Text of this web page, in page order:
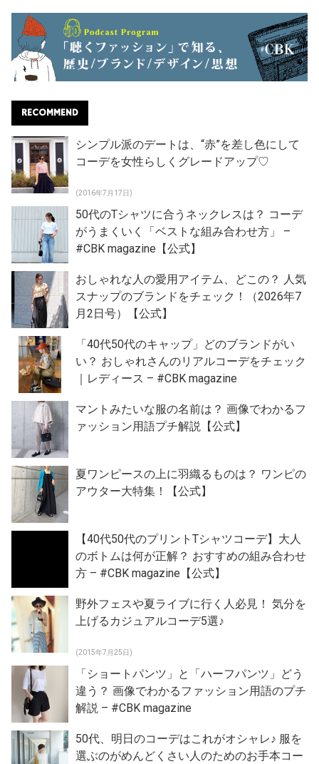
RECOMMEND
シンプル派のデートは、“赤”を差し色にして
コーデを女性らしくグレードアップ♡
(2016年7月17日)
50代のTシャツに合うネックレスは？ コーデ
がうまくいく「ベストな組み合わせ方」 –
#CBK magazine【公式】
おしゃれな人の愛用アイテム、どこの？ 人気
スナップのブランドをチェック！（2026年7
月2日号）【公式】
「40代50代のキャップ」どのブランドがい
い？ おしゃれさんのリアルコーデをチェック
｜レディース – #CBK magazine
マントみたいな服の名前は？ 画像でわかるフ
ァッション用語プチ解説【公式】
夏ワンピースの上に羽織るものは？ ワンピの
アウター大特集！【公式】
【40代50代のプリントTシャツコーデ】大人
のボトムは何が正解？ おすすめの組み合わせ
方 – #CBK magazine【公式】
野外フェスや夏ライブに行く人必見！ 気分を
上げるカジュアルコーデ5選♪
(2015年7月25日)
「ショートパンツ」と「ハーフパンツ」どう
違う？ 画像でわかるファッション用語のプチ
解説 – #CBK magazine
50代、明日のコーデはこれがオシャレ♪ 服を
選ぶのがめんどくさい人のためのお手本コー